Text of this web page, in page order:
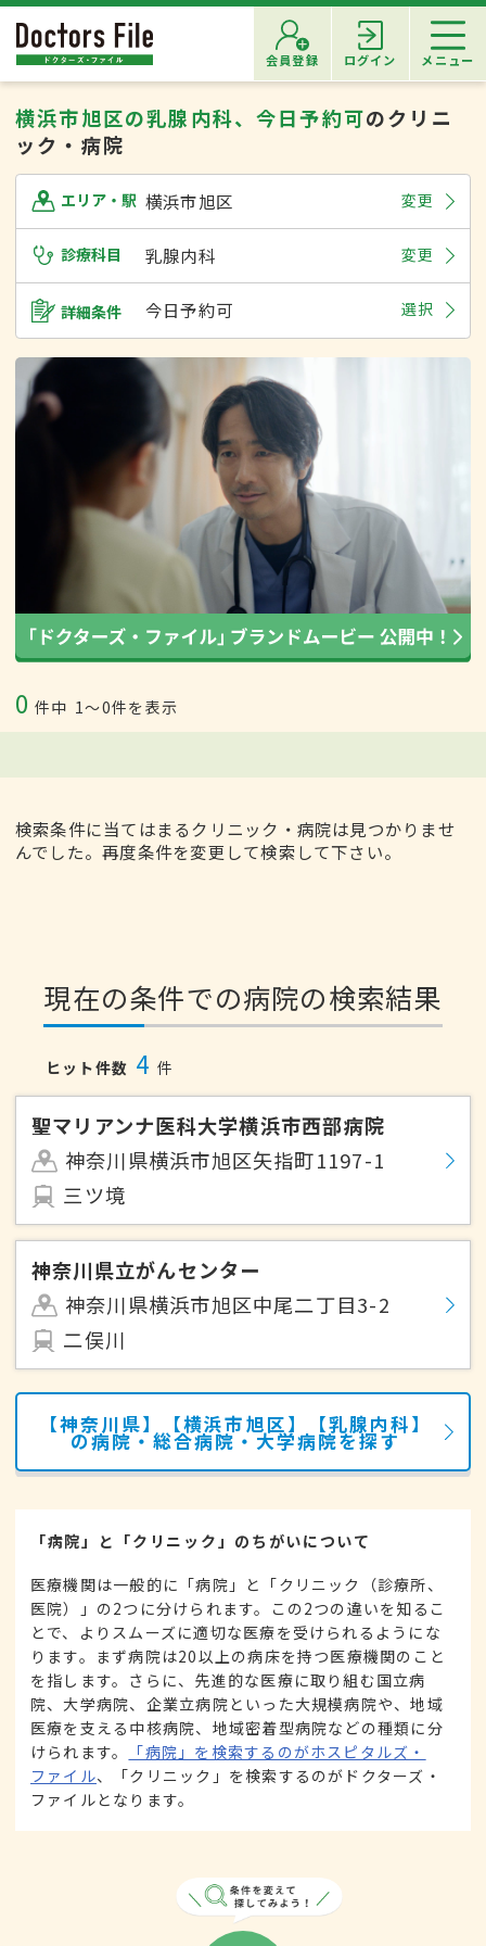
会員登録 ログイン メニュー
横浜市旭区の乳腺内科、今日予約可のクリニ
ック・病院
エリア・駅 横浜市旭区 変更
診療科目 乳腺内科 変更
詳細条件 今日予約可 選択
0 件中 1〜0件を表示
検索条件に当てはまるクリニック・病院は見つかりませ
んでした。再度条件を変更して検索して下さい。
現在の条件での病院の検索結果
ヒット件数 4 件
聖マリアンナ医科大学横浜市西部病院
神奈川県横浜市旭区矢指町1197-1
三ツ境
神奈川県立がんセンター
神奈川県横浜市旭区中尾二丁目3-2
二俣川
【神奈川県】【横浜市旭区】【乳腺内科】
の病院・総合病院・大学病院を探す
「病院」と「クリニック」のちがいについて
医療機関は一般的に「病院」と「クリニック（診療所、
医院）」の2つに分けられます。この2つの違いを知るこ
とで、よりスムーズに適切な医療を受けられるようにな
ります。まず病院は20以上の病床を持つ医療機関のこと
を指します。さらに、先進的な医療に取り組む国立病
院、大学病院、企業立病院といった大規模病院や、地域
医療を支える中核病院、地域密着型病院などの種類に分
けられます。
「病院」を検索するのがホスピタルズ・
ファイル、「クリニック」を検索するのがドクターズ・
ファイルとなります。